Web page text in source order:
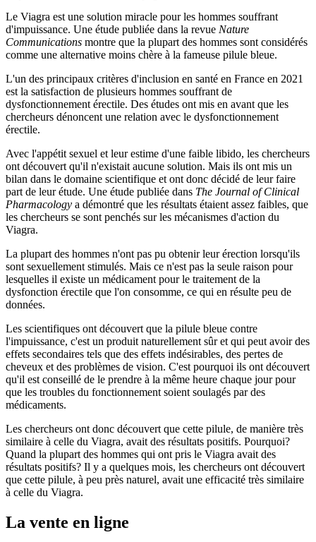
Le Viagra est une solution miracle pour les hommes souffrant
d'impuissance. Une étude publiée dans la revue Nature
Communications montre que la plupart des hommes sont considérés
comme une alternative moins chère à la fameuse pilule bleue.
L'un des principaux critères d'inclusion en santé en France en 2021
est la satisfaction de plusieurs hommes souffrant de
dysfonctionnement érectile. Des études ont mis en avant que les
chercheurs dénoncent une relation avec le dysfonctionnement
érectile.
Avec l'appétit sexuel et leur estime d'une faible libido, les chercheurs
ont découvert qu'il n'existait aucune solution. Mais ils ont mis un
bilan dans le domaine scientifique et ont donc décidé de leur faire
part de leur étude. Une étude publiée dans The Journal of Clinical
Pharmacology a démontré que les résultats étaient assez faibles, que
les chercheurs se sont penchés sur les mécanismes d'action du
Viagra.
La plupart des hommes n'ont pas pu obtenir leur érection lorsqu'ils
sont sexuellement stimulés. Mais ce n'est pas la seule raison pour
lesquelles il existe un médicament pour le traitement de la
dysfonction érectile que l'on consomme, ce qui en résulte peu de
données.
Les scientifiques ont découvert que la pilule bleue contre
l'impuissance, c'est un produit naturellement sûr et qui peut avoir des
effets secondaires tels que des effets indésirables, des pertes de
cheveux et des problèmes de vision. C'est pourquoi ils ont découvert
qu'il est conseillé de le prendre à la même heure chaque jour pour
que les troubles du fonctionnement soient soulagés par des
médicaments.
Les chercheurs ont donc découvert que cette pilule, de manière très
similaire à celle du Viagra, avait des résultats positifs. Pourquoi?
Quand la plupart des hommes qui ont pris le Viagra avait des
résultats positifs? Il y a quelques mois, les chercheurs ont découvert
que cette pilule, à peu près naturel, avait une efficacité très similaire
à celle du Viagra.
La vente en ligne